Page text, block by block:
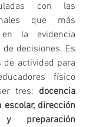
con las
que más
en la evidencia
decisiones. Es
de actividad para
físico
tres: docencia
dirección
preparación